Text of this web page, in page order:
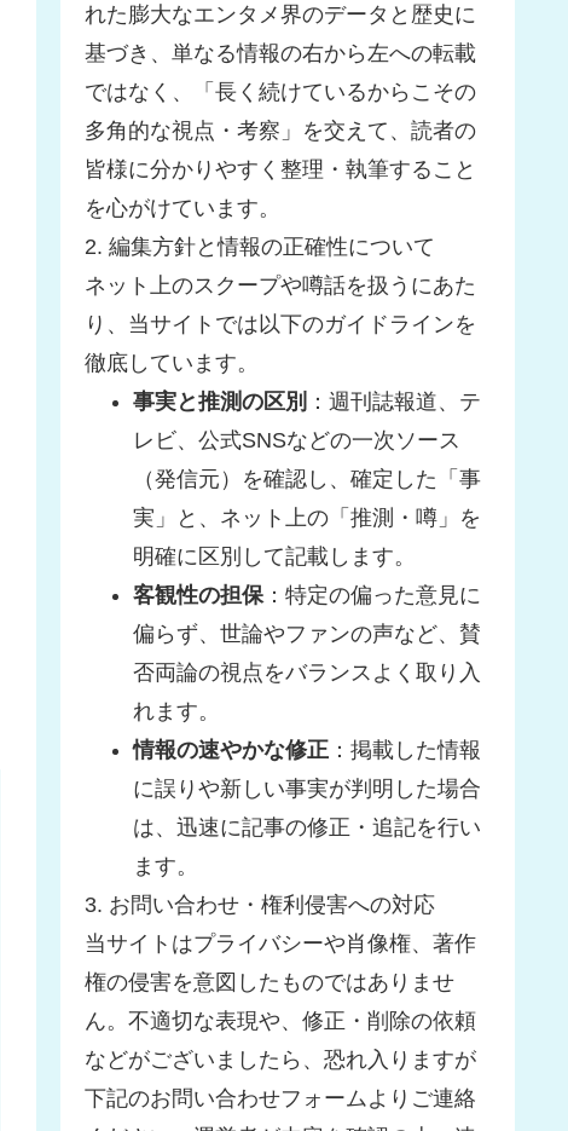
れた膨大なエンタメ界のデータと歴史に
基づき、単なる情報の右から左への転載
ではなく、「長く続けているからこその
多角的な視点・考察」を交えて、読者の
皆様に分かりやすく整理・執筆すること
を心がけています。
2. 編集方針と情報の正確性について
ネット上のスクープや噂話を扱うにあた
り、当サイトでは以下のガイドラインを
徹底しています。
事実と推測の区別 ：週刊誌報道、テ
レビ、公式SNSなどの一次ソース
（発信元）を確認し、確定した「事
実」と、ネット上の「推測・噂」を
明確に区別して記載します。
客観性の担保 ：特定の偏った意見に
偏らず、世論やファンの声など、賛
否両論の視点をバランスよく取り入
れます。
情報の速やかな修正 ：掲載した情報
に誤りや新しい事実が判明した場合
は、迅速に記事の修正・追記を行い
ます。
3. お問い合わせ・権利侵害への対応
当サイトはプライバシーや肖像権、著作
権の侵害を意図したものではありませ
ん。不適切な表現や、修正・削除の依頼
などがございましたら、恐れ入りますが
下記のお問い合わせフォームよりご連絡